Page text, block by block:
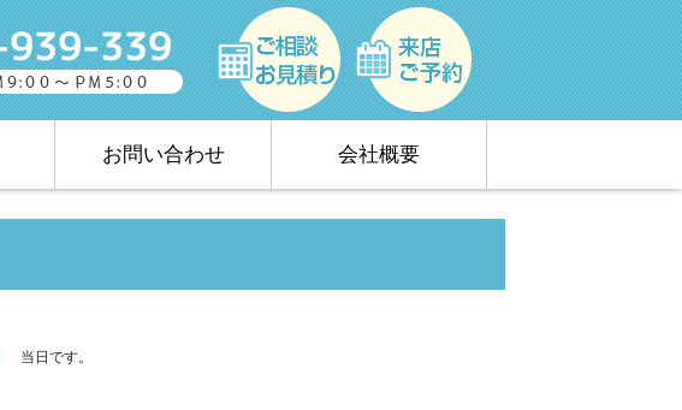
お問い合わせ 会社概要
当日です。